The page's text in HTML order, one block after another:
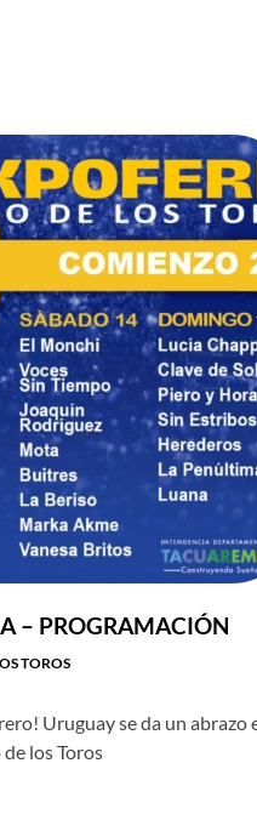
– PROGRAMACIÓN
TOROS
Uruguay se da un abrazo
de los Toros